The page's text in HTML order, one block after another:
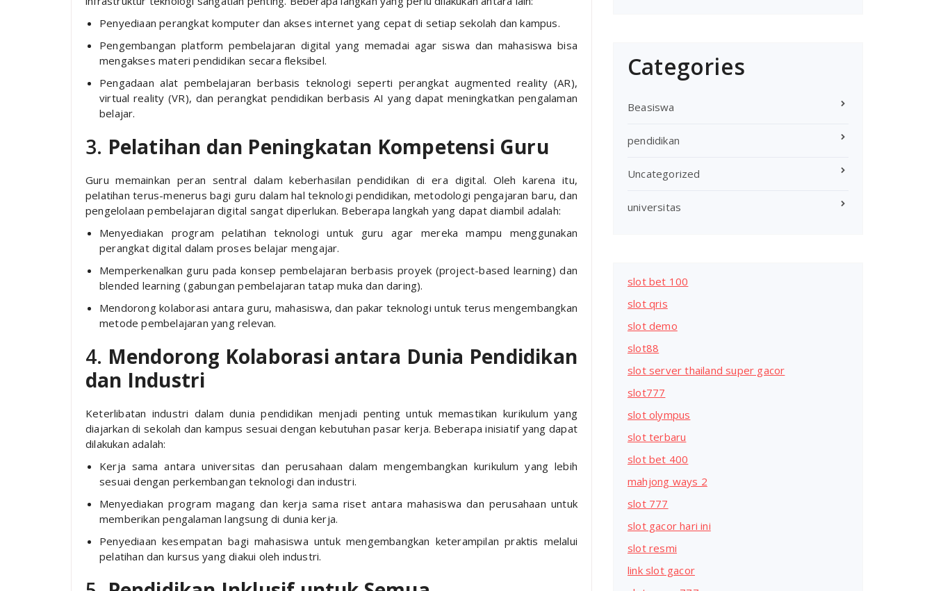
Penyediaan perangkat komputer dan akses internet yang cepat di setiap sekolah dan kampus.
Pengembangan platform pembelajaran digital yang memadai agar siswa dan mahasiswa bisa
mengakses materi pendidikan secara fleksibel.
Pengadaan alat pembelajaran berbasis teknologi seperti perangkat augmented reality (AR),
virtual reality (VR), dan perangkat pendidikan berbasis AI yang dapat meningkatkan pengalaman
belajar.
3. Pelatihan dan Peningkatan Kompetensi Guru
Guru memainkan peran sentral dalam keberhasilan pendidikan di era digital. Oleh karena itu,
pelatihan terus-menerus bagi guru dalam hal teknologi pendidikan, metodologi pengajaran baru, dan
pengelolaan pembelajaran digital sangat diperlukan. Beberapa langkah yang dapat diambil adalah:
Menyediakan program pelatihan teknologi untuk guru agar mereka mampu menggunakan
perangkat digital dalam proses belajar mengajar.
Memperkenalkan guru pada konsep pembelajaran berbasis proyek (project-based learning) dan
blended learning (gabungan pembelajaran tatap muka dan daring).
Mendorong kolaborasi antara guru, mahasiswa, dan pakar teknologi untuk terus mengembangkan
metode pembelajaran yang relevan.
4. Mendorong Kolaborasi antara Dunia Pendidikan
dan Industri
Keterlibatan industri dalam dunia pendidikan menjadi penting untuk memastikan kurikulum yang
diajarkan di sekolah dan kampus sesuai dengan kebutuhan pasar kerja. Beberapa inisiatif yang dapat
dilakukan adalah:
Kerja sama antara universitas dan perusahaan dalam mengembangkan kurikulum yang lebih
sesuai dengan perkembangan teknologi dan industri.
Menyediakan program magang dan kerja sama riset antara mahasiswa dan perusahaan untuk
memberikan pengalaman langsung di dunia kerja.
Penyediaan kesempatan bagi mahasiswa untuk mengembangkan keterampilan praktis melalui
pelatihan dan kursus yang diakui oleh industri.
Categories
Beasiswa
pendidikan
Uncategorized
universitas
slot bet 100
slot qris
slot demo
slot88
slot server thailand super gacor
slot777
slot olympus
slot terbaru
slot bet 400
mahjong ways 2
slot 777
slot gacor hari ini
slot resmi
link slot gacor